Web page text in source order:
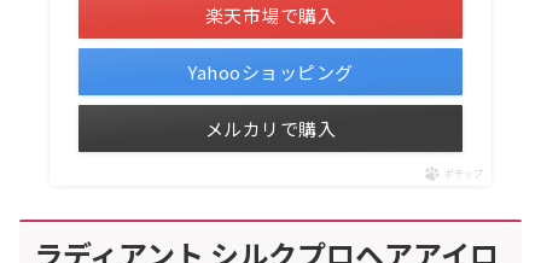
楽天市場で購入
Yahooショッピング
メルカリで購入
ポチップ
ラディアント シルクプロヘアアイロ